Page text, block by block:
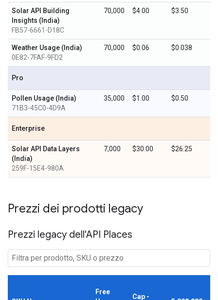
Solar API Building
Insights (India)
FB57-6661-D18C
70,000 $4.00 $3.50
Weather Usage (India)
0E82-7FAF-9FD2
70,000 $0.06 $0.038
Pro
Pollen Usage (India)
71B3-45C0-4D9A
35,000 $1.00 $0.50
Enterprise
Solar API Data Layers
(India)
259F-15E4-980A
7,000 $30.00 $26.25
Prezzi dei prodotti legacy
Prezzi legacy dell'API Places
Free
Cap -